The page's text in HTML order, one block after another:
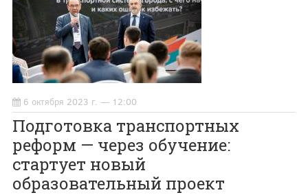
6 октября 2023 г. — 12:00
Подготовка транспортных
реформ — через обучение:
стартует новый
образовательный проект